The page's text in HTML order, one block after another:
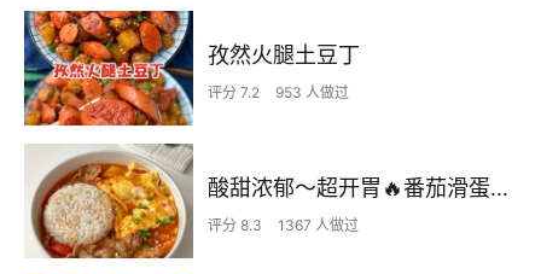
孜然火腿土豆丁
评分 7.2 953 人做过
酸甜浓郁～超开胃🔥番茄滑蛋牛肉饭
评分 8.3 1367 人做过